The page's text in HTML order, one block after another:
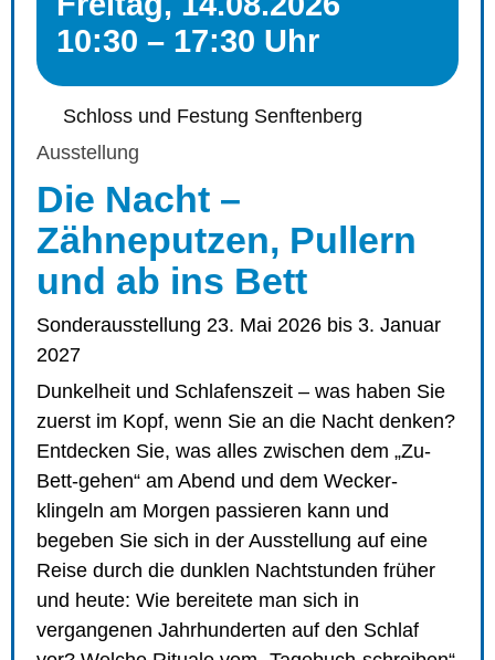
10:30 – 17:30 Uhr
Schloss und Festung Senftenberg
Ausstellung
Die Nacht –
Zähneputzen, Pullern
und ab ins Bett
Sonderausstellung 23. Mai 2026 bis 3. Januar
2027
Dunkelheit und Schlafenszeit – was haben Sie
zuerst im Kopf, wenn Sie an die Nacht denken?
Entdecken Sie, was alles zwischen dem „Zu-
Bett-gehen“ am Abend und dem Wecker-
klingeln am Morgen passieren kann und
begeben Sie sich in der Ausstellung auf eine
Reise durch die dunklen Nachtstunden früher
und heute: Wie bereitete man sich in
vergangenen Jahrhunderten auf den Schlaf